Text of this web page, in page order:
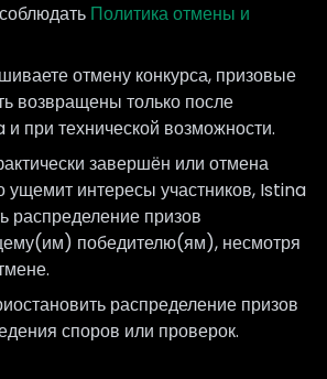
Политика отмены и
отмену конкурса, призовые
возвращены только после
при технической возможности.
завершён или отмена
ущемит интересы участников, Istina
распределение призов
победителю(ям), несмотря
распределение призов
споров или проверок.